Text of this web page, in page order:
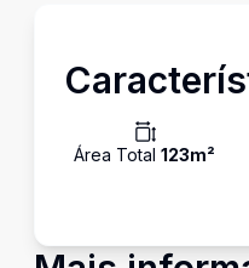
Área Total 123m²